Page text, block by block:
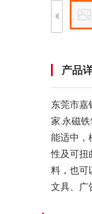
产品
东莞市嘉
家.永磁
能适中，
性及可扭
料，也可
文具、广